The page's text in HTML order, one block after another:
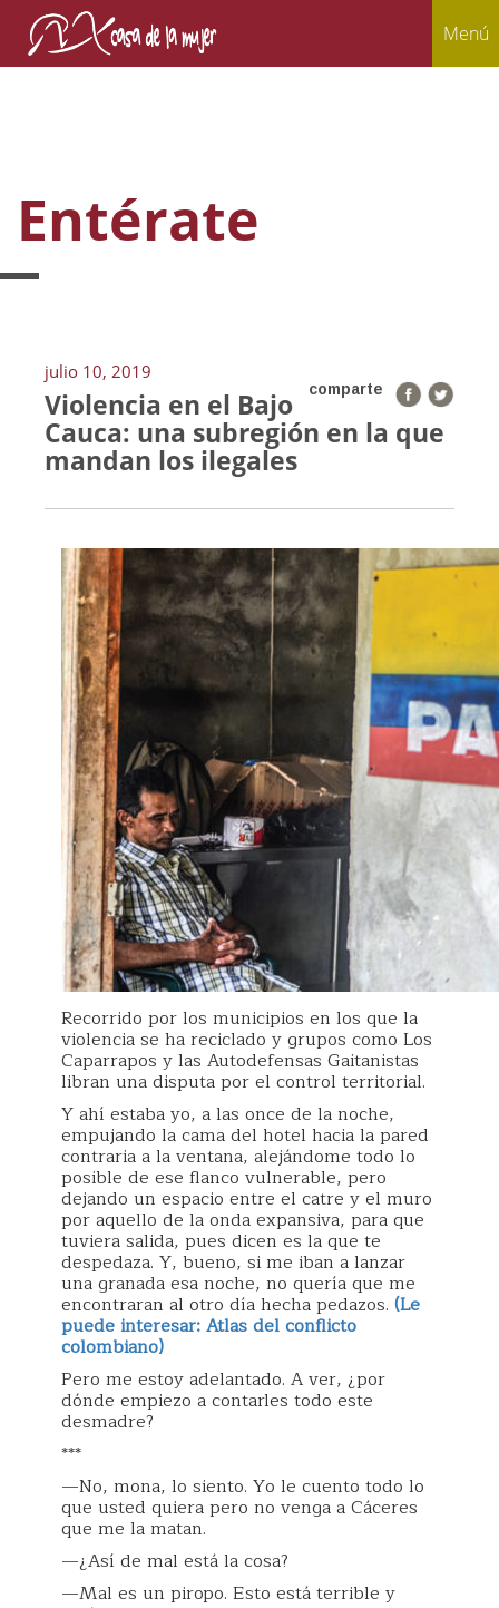
Menú
Entérate
julio 10, 2019
comparte
Violencia en el Bajo
Cauca: una subregión en la que
mandan los ilegales
Recorrido por los municipios en los que la
violencia se ha reciclado y grupos como Los
Caparrapos y las Autodefensas Gaitanistas
libran una disputa por el control territorial.
Y ahí estaba yo, a las once de la noche,
empujando la cama del hotel hacia la pared
contraria a la ventana, alejándome todo lo
posible de ese flanco vulnerable, pero
dejando un espacio entre el catre y el muro
por aquello de la onda expansiva, para que
tuviera salida, pues dicen es la que te
despedaza. Y, bueno, si me iban a lanzar
una granada esa noche, no quería que me
encontraran al otro día hecha pedazos. (Le
puede interesar: Atlas del conflicto
colombiano)
Pero me estoy adelantado. A ver, ¿por
dónde empiezo a contarles todo este
desmadre?
***
—No, mona, lo siento. Yo le cuento todo lo
que usted quiera pero no venga a Cáceres
que me la matan.
—¿Así de mal está la cosa?
—Mal es un piropo. Esto está terrible y